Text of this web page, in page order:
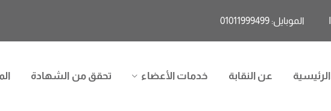
الموبايل: 01011999499
الرئيسية عن النقابة خدمات الأعضاء تحقق من الشهادة